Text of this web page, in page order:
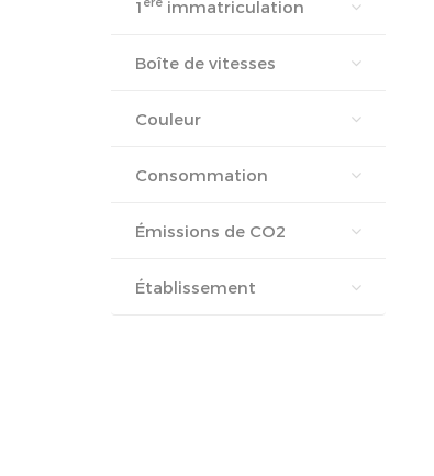
1 immatriculation
Boîte de vitesses
Couleur
Consommation
Émissions de CO2
Établissement